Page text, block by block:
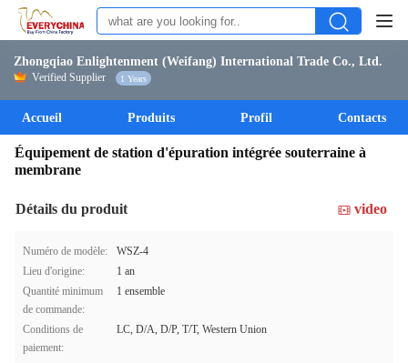
Zhongqiao Enlightenment (Weifang) International Trade Co., Ltd.
Verified Supplier 1 Years
Accueil Produits Profil Contacts
Équipement de station d'épuration intégrée souterraine à
membrane
Détails du produit video
Numéro de modèle:
WSZ-4
Lieu d'origine:
1 an
Quantité minimum
de commande:
1 ensemble
Conditions de
paiement:
LC, D/A, D/P, T/T, Western Union